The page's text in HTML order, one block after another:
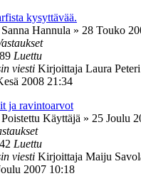
kysyttävää.
Sanna Hannula » 28 Touko
Luettu
viesti Kirjoittaja Laura Peteri
2008 21:34
ja ravintoarvot
Poistettu Käyttäjä » 25 Joulu
Luettu
viesti Kirjoittaja Maiju
2007 10:18